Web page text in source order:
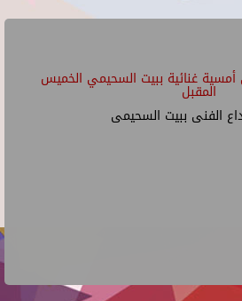
أمسية غنائية ببيت السحيمي الخميس
المقبل
الفنى ببيت السحيمى